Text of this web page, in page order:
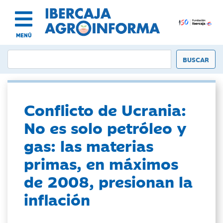
MENÚ
Conflicto de Ucrania:
No es solo petróleo y
gas: las materias
primas, en máximos
de 2008, presionan la
inflación